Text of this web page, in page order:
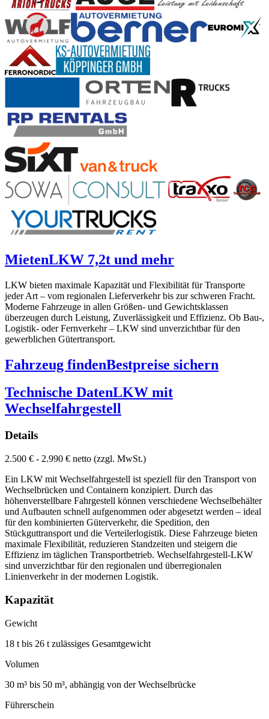
MietenLKW 7,2t und mehr
LKW bieten maximale Kapazität und Flexibilität für Transporte
jeder Art – vom regionalen Lieferverkehr bis zur schweren Fracht.
Moderne Fahrzeuge in allen Größen- und Gewichtsklassen
überzeugen durch Leistung, Zuverlässigkeit und Effizienz. Ob Bau-,
Logistik- oder Fernverkehr – LKW sind unverzichtbar für den
gewerblichen Gütertransport.
Fahrzeug findenBestpreise sichern
Technische DatenLKW mit
Wechselfahrgestell
Details
2.500 € - 2.990 € netto (zzgl. MwSt.)
Ein LKW mit Wechselfahrgestell ist speziell für den Transport von
Wechselbrücken und Containern konzipiert. Durch das
höhenverstellbare Fahrgestell können verschiedene Wechselbehälter
und Aufbauten schnell aufgenommen oder abgesetzt werden – ideal
für den kombinierten Güterverkehr, die Spedition, den
Stückguttransport und die Verteilerlogistik. Diese Fahrzeuge bieten
maximale Flexibilität, reduzieren Standzeiten und steigern die
Effizienz im täglichen Transportbetrieb. Wechselfahrgestell-LKW
sind unverzichtbar für den regionalen und überregionalen
Linienverkehr in der modernen Logistik.
Kapazität
Gewicht
18 t bis 26 t zulässiges Gesamtgewicht
Volumen
30 m³ bis 50 m³, abhängig von der Wechselbrücke
Führerschein